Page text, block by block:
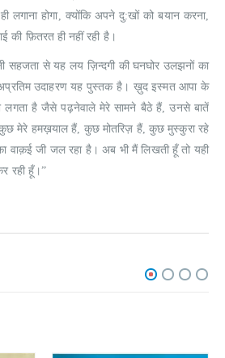
लगाना होगा, क्योंकि अपने दु:खों को बयान करना,
की फ़ितरत ही नहीं रही है।
सहजता से यह लय ज़िन्दगी की घनघोर उलझनों का
उदाहरण यह पुस्तक है। ख़ुद इस्मत आपा के
लगता है जैसे पढ़नेवाले मेरे सामने बैठे हैं, उनसे बातें
मेरे हमख़याल हैं, कुछ मोतरिज़ हैं, कुछ मुस्कुरा रहे
वाक़ई जी जल रहा है। अब भी मैं लिखती हूँ तो यही
रही हूँ।”